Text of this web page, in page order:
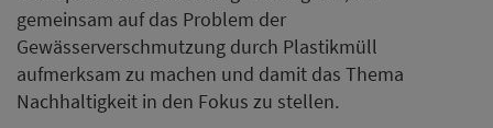
gemeinsam auf das Problem der
Gewässerverschmutzung durch Plastikmüll
aufmerksam zu machen und damit das Thema
Nachhaltigkeit in den Fokus zu stellen.